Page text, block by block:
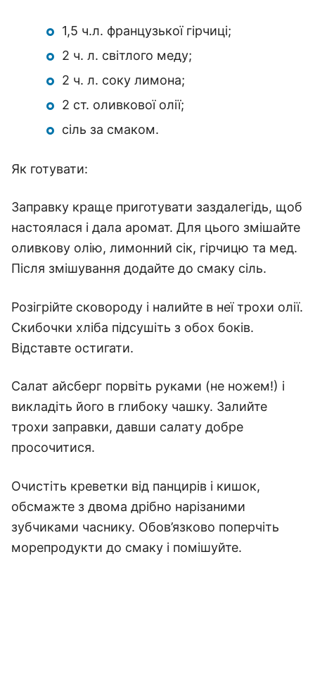
1,5 ч.л. французької гірчиці;
2 ч. л. світлого меду;
2 ч. л. соку лимона;
2 ст. оливкової олії;
сіль за смаком.
Як готувати:
Заправку краще приготувати заздалегідь, щоб
настоялася і дала аромат. Для цього змішайте
оливкову олію, лимонний сік, гірчицю та мед.
Після змішування додайте до смаку сіль.
Розігрійте сковороду і налийте в неї трохи олії.
Скибочки хліба підсушіть з обох боків.
Відставте остигати.
Салат айсберг порвіть руками (не ножем!) і
викладіть його в глибоку чашку. Залийте
трохи заправки, давши салату добре
просочитися.
Очистіть креветки від панцирів і кишок,
обсмажте з двома дрібно нарізаними
зубчиками часнику. Обов’язково поперчіть
морепродукти до смаку і помішуйте.